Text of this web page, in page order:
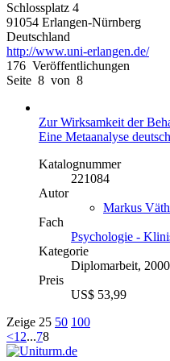
Schlossplatz 4
91054 Erlangen-Nürnberg
Deutschland
http://www.uni-erlangen.de/
176 Veröffentlichungen
Seite 8 von 8
Zur Wirksamkeit der
Eine Metaanalyse
Katalognummer
221084
Autor
Markus
Fach
Psychologie -
Kategorie
Diplomarbeit, 2000
Preis
US$ 53,99
Zeige 25 50 100
<1 2...78